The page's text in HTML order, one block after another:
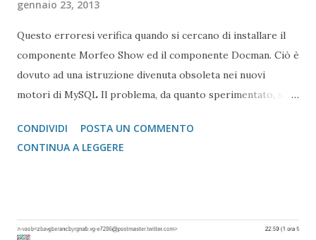
gennaio 23, 2013
Questo erroresi verifica quando si cercano di installare il
componente Morfeo Show ed il componente Docman. Ciò è
dovuto ad una istruzione divenuta obsoleta nei nuovi
motori di MySQL Il problema, da quanto sperimentato, si
file install.sql In Morfeo Show il file è posizionato
admin/install.mysql.sql In Docman il file è docman.xml (nella
corretti con, incorporati, le traduzioni italiane Docman
CONDIVIDI
POSTA UN COMMENTO
CONTINUA A LEGGERE